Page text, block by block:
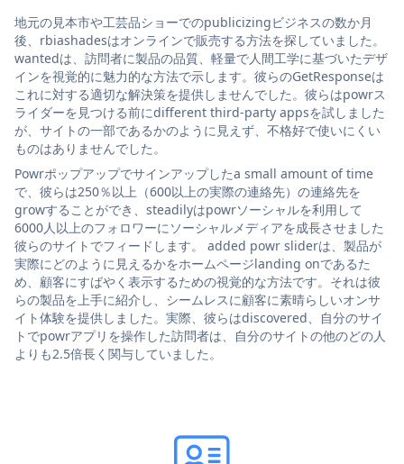
地元の見本市や工芸品ショーでのpublicizingビジネスの数か月
後、rbiashadesはオンラインで販売する方法を探していました。
wantedは、訪問者に製品の品質、軽量で人間工学に基づいたデザ
インを視覚的に魅力的な方法で示します。彼らのGetResponseは
これに対する適切な解決策を提供しませんでした。彼らはpowrス
ライダーを見つける前にdifferent third-party appsを試しました
が、サイトの一部であるかのように見えず、不格好で使いにくい
ものはありませんでした。
Powrポップアップでサインアップしたa small amount of time
で、彼らは250％以上（600以上の実際の連絡先）の連絡先を
growすることができ、steadilyはpowrソーシャルを利用して
6000人以上のフォロワーにソーシャルメディアを成長させました
彼らのサイトでフィードします。 added powr sliderは、製品が
実際にどのように見えるかをホームページlanding onであるた
め、顧客にすばやく表示するための視覚的な方法です。それは彼
らの製品を上手に紹介し、シームレスに顧客に素晴らしいオンサ
イト体験を提供しました。実際、彼らはdiscovered、自分のサイ
トでpowrアプリを操作した訪問者は、自分のサイトの他のどの人
よりも2.5倍長く関与していました。